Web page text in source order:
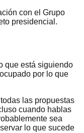
con el Grupo
presidencial.
que está siguiendo
por lo que
las propuestas
cuando hablas
sea
lo que sucede